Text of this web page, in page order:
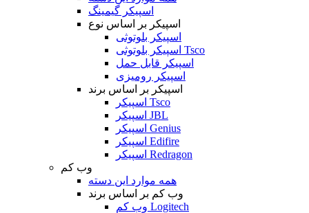
اسپیکر گیمینگ
اسپیکر بر اساس نوع
اسپیکر بلوتوثی
اسپیکر بلوتوثی Tsco
اسپیکر قابل حمل
اسپیکر رومیزی
اسپیکر بر اساس برند
اسپیکر Tsco
اسپیکر JBL
اسپیکر Genius
اسپیکر Edifire
اسپیکر Redragon
وب کم
همه موارد این دسته
وب کم بر اساس برند
وب کم Logitech